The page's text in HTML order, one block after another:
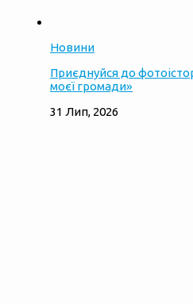
Новини
Приєднуйся до
моєї громади»
31 Лип, 2026